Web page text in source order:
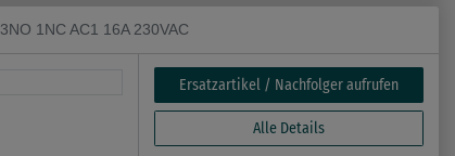
1NC AC1 16A 230VAC
Ersatzartikel / Nachfolger aufrufen
Alle Details